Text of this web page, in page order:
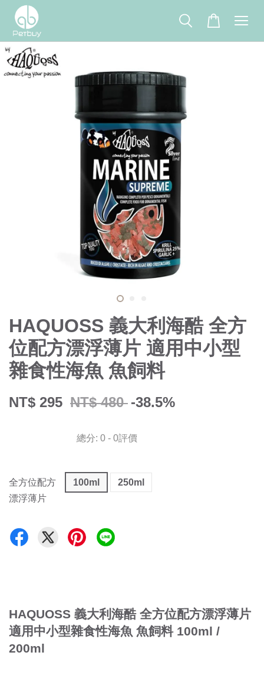
HAQUOSS 義大利海酷 全方
位配方漂浮薄片 適用中小型
雜食性海魚 魚飼料
NT$ 295 NT$ 480 -38.5%
總分: 0 - 0評價
全方位配方
漂浮薄片
100ml 250ml
HAQUOSS 義大利海酷 全方位配方漂浮薄片
適用中小型雜食性海魚 魚飼料 100ml /
200ml